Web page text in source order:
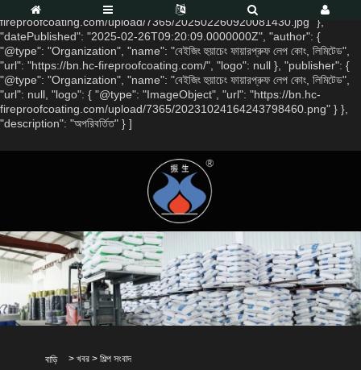
", "image": { "@type": "ImageObject", "url": "https://bn.hc-
fireproofcoating.com/upload/7365/202502260920081430.jpg" },
"datePublished": "2025-02-26T09:20:09.0000000Z", "author": {
"@type": "Organization", "name": "বেইজিং হুয়াচেং ফায়ারপ্রুফ লেপ কোং, লিমিটেড",
"url": "https://bn.hc-fireproofcoating.com/", "logo": null }, "publisher": {
"@type": "Organization", "name": "বেইজিং হুয়াচেং ফায়ারপ্রুফ লেপ কোং, লিমিটেড",
"url": null, "logo": { "@type": "ImageObject", "url": "https://bn.hc-
fireproofcoating.com/upload/7365/20231024164243798460.png" } },
"description": "অপরিবর্তিত" } ]
বাড়ি > খবর > শিল্প সংবাদ